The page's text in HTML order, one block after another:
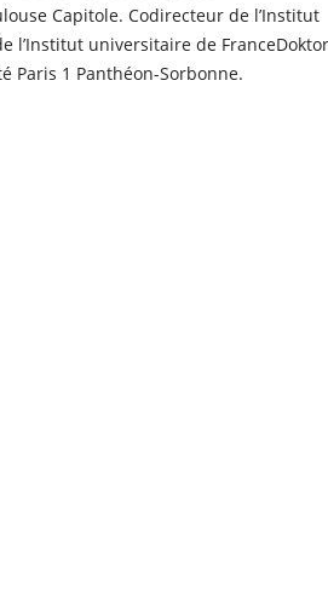
Capitole. Codirecteur de l’Institut
l’Institut universitaire de
Paris 1 Panthéon-Sorbonne.